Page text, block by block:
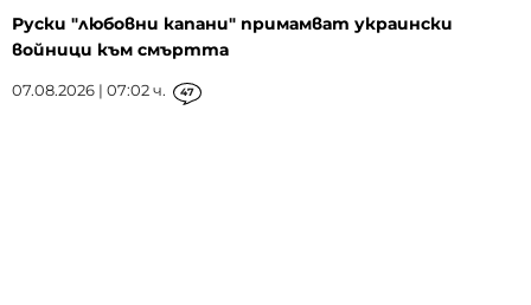
Руски "любовни капани" примамват украински
войници към смъртта
07.08.2026 | 07:02 ч. 47